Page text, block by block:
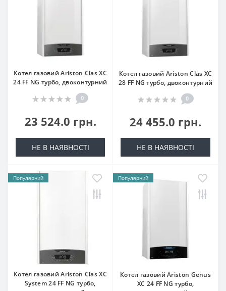
Котел газовий Ariston Clas XC
24 FF NG турбо, двоконтурний
0
23 524.0 грн.
НЕ В НАЯВНОСТІ
Котел газовий Ariston Clas XC
28 FF NG турбо, двоконтурний
0
24 455.0 грн.
НЕ В НАЯВНОСТІ
Популярний
Котел газовий Ariston Clas XC
System 24 FF NG турбо,
Популярний
Котел газовий Ariston Genus
XC 24 FF NG турбо,